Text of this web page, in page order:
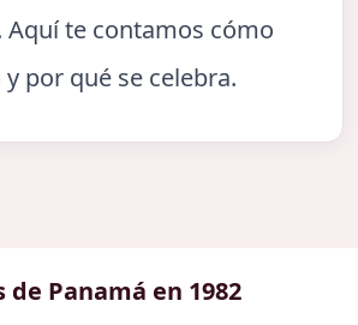
Aquí te contamos cómo
y por qué se celebra.
Panamá en 1982